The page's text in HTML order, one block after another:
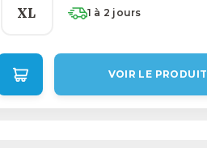
XL 1 à 2 jours
VOIR LE PRODUIT